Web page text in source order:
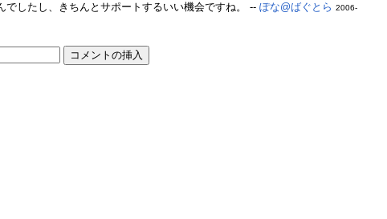
でしたし、きちんとサポートするいい機会ですね。 --ぽな@ばぐとら 2006-